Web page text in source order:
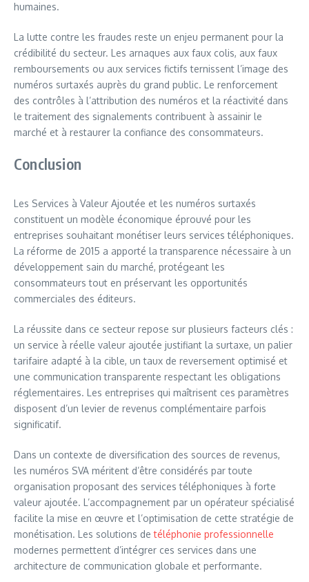
humaines.
La lutte contre les fraudes reste un enjeu permanent pour la
crédibilité du secteur. Les arnaques aux faux colis, aux faux
remboursements ou aux services fictifs ternissent l’image des
numéros surtaxés auprès du grand public. Le renforcement
des contrôles à l’attribution des numéros et la réactivité dans
le traitement des signalements contribuent à assainir le
marché et à restaurer la confiance des consommateurs.
Conclusion
Les Services à Valeur Ajoutée et les numéros surtaxés
constituent un modèle économique éprouvé pour les
entreprises souhaitant monétiser leurs services téléphoniques.
La réforme de 2015 a apporté la transparence nécessaire à un
développement sain du marché, protégeant les
consommateurs tout en préservant les opportunités
commerciales des éditeurs.
La réussite dans ce secteur repose sur plusieurs facteurs clés :
un service à réelle valeur ajoutée justifiant la surtaxe, un palier
tarifaire adapté à la cible, un taux de reversement optimisé et
une communication transparente respectant les obligations
réglementaires. Les entreprises qui maîtrisent ces paramètres
disposent d’un levier de revenus complémentaire parfois
significatif.
Dans un contexte de diversification des sources de revenus,
les numéros SVA méritent d’être considérés par toute
organisation proposant des services téléphoniques à forte
valeur ajoutée. L’accompagnement par un opérateur spécialisé
facilite la mise en œuvre et l’optimisation de cette stratégie de
monétisation. Les solutions detéléphonie professionnelle
modernes permettent d’intégrer ces services dans une
architecture de communication globale et performante.